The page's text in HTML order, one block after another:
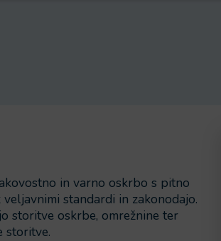
in varno oskrbo s pitno
standardi in zakonodajo.
storitve oskrbe, omrežnine ter
storitve.